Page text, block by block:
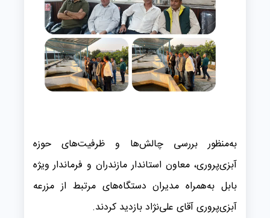
به‌منظور بررسی چالش‌ها و ظرفیت‌های حوزه
آبزی‌پروری، معاون استاندار مازندران و فرماندار ویژه
بابل به‌همراه مدیران دستگاه‌های مرتبط از مزرعه
آبزی‌پروری آقای علی‌نژاد بازدید کردند.